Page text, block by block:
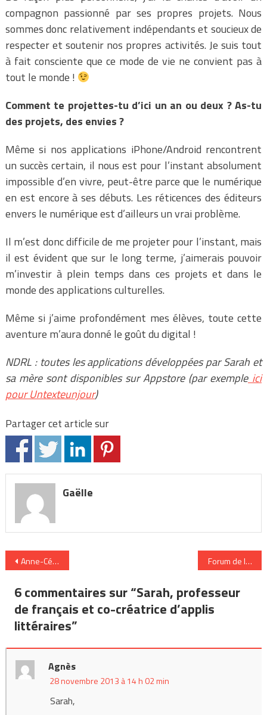
compagnon passionné par ses propres projets. Nous
sommes donc relativement indépendants et soucieux de
respecter et soutenir nos propres activités. Je suis tout
à fait consciente que ce mode de vie ne convient pas à
tout le monde !
Comment te projettes-tu d’ici un an ou deux ? As-tu
des projets, des envies ?
Même si nos applications iPhone/Android rencontrent
un succès certain, il nous est pour l’instant absolument
impossible d’en vivre, peut-être parce que le numérique
en est encore à ses débuts. Les réticences des éditeurs
envers le numérique est d’ailleurs un vrai problème.
Il m’est donc difficile de me projeter pour l’instant, mais
il est évident que sur le long terme, j’aimerais pouvoir
m’investir à plein temps dans ces projets et dans le
monde des applications culturelles.
Même si j’aime profondément mes élèves, toute cette
aventure m’aura donné le goût du digital !
NDRL : toutes les applications développées par Sarah et
sa mère sont disponibles sur Appstore (par exempleici
pour Untexteunjour)
Partager cet article sur
Gaëlle
Navigation
de
l’article
Anne-Cécile répond au quizz Métro/Boulot/Perso Forum de la
6 commentaires sur “Sarah, professeur
de français et co-créatrice d’applis
littéraires”
Agnès
28 novembre 2013 à 14 h 02 min
Sarah,